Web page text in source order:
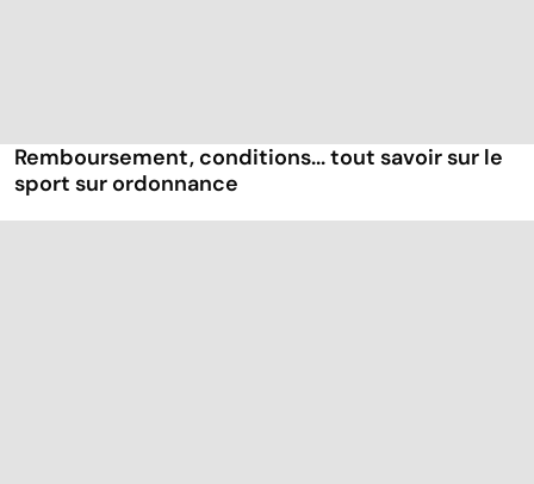
Remboursement, conditions... tout savoir sur le
sport sur ordonnance